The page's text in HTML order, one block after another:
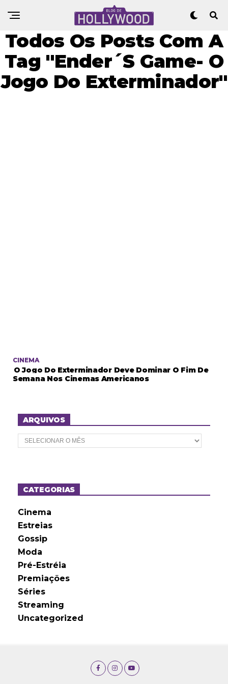
Todos Os Posts Com A
Tag "Ender´s Game- O
Jogo Do Exterminador"
CINEMA
O Jogo Do Exterminador Deve Dominar O Fim De
Semana Nos Cinemas Americanos
ARQUIVOS
A
r
o
sCATEGORIAS
Cinema
Estreias
Gossip
Moda
Pré-Estréia
Premiações
Séries
Streaming
Uncategorized